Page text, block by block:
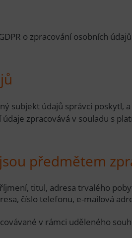
o zpracování osobních
subjekt údajů správci poskytl,
zpracovává v souladu s
předmětem
titul, adresa trvalého
číslo telefonu, e-mailová
v rámci uděleného